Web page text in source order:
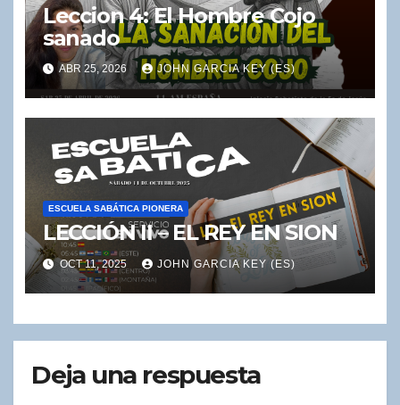
Leccion 4: El Hombre Cojo
sanado
ABR 25, 2026 JOHN GARCIA KEY (ES)
ESCUELA SABÁTICA PIONERA
LECCIÓN II – EL REY EN SION
OCT 11, 2025 JOHN GARCIA KEY (ES)
Deja una respuesta